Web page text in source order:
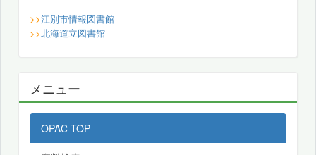
>>江別市情報図書館
>>北海道立図書館
メニュー
OPAC TOP